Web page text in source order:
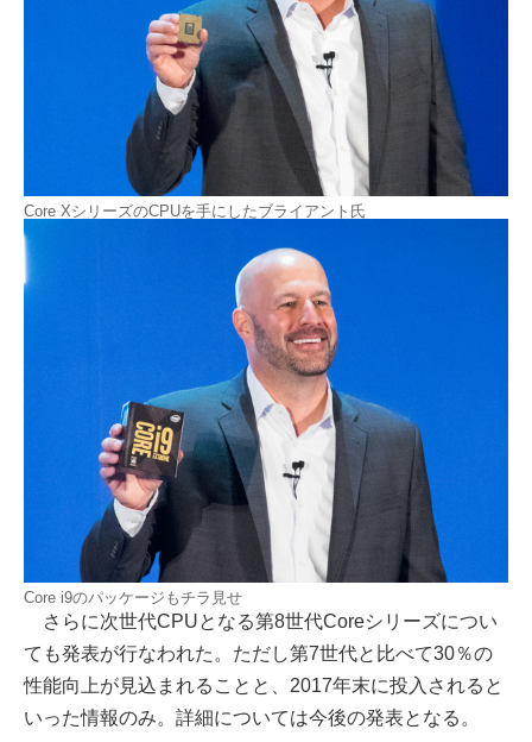
Core XシリーズのCPUを手にしたブライアント氏
Core i9のパッケージもチラ見せ
さらに次世代CPUとなる第8世代Coreシリーズについ
ても発表が行なわれた。ただし第7世代と比べて30％の
性能向上が見込まれることと、2017年末に投入されると
いった情報のみ。詳細については今後の発表となる。